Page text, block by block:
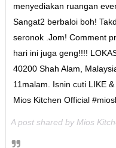
menyediakan ruangan
Sangat2 berbaloi boh!
seronok .Jom! Comment
hari ini juga geng!!!!
40200 Shah Alam,
11malam. Isnin cuti LIKE
Mios Kitchen Official